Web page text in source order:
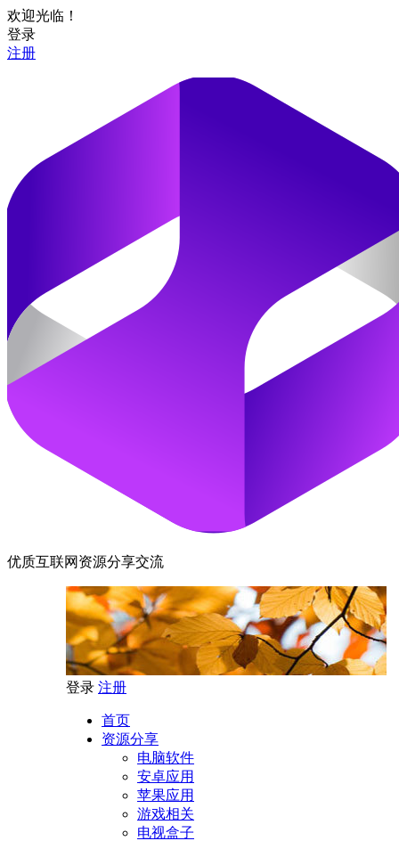
欢迎光临！
登录
注册
优质互联网资源分享交流
登录 注册
首页
资源分享
电脑软件
安卓应用
苹果应用
游戏相关
电视盒子